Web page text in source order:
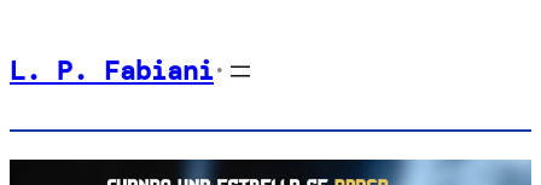
al
L. P. Fabiani•